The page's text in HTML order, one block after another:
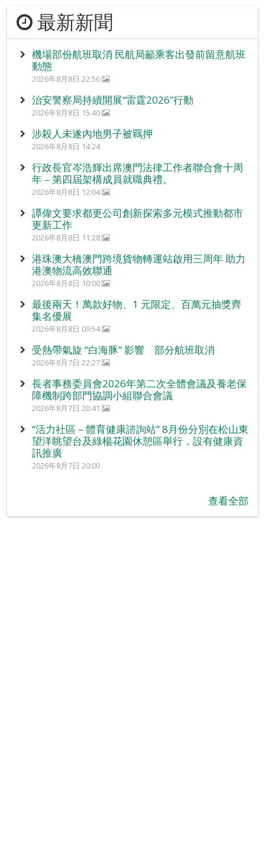
最新新聞
機場部份航班取消 民航局籲乘客出發前留意航班
動態
2026年8月8日 22:56
治安警察局持續開展“雷霆2026”行動
2026年8月8日 15:40
涉殺人未遂內地男子被羈押
2026年8月8日 14:24
行政長官岑浩輝出席澳門法律工作者聯合會十周
年 – 第四屆架構成員就職典禮。
2026年8月8日 12:04
譚偉文要求都更公司創新探索多元模式推動都市
更新工作
2026年8月8日 11:28
港珠澳大橋澳門跨境貨物轉運站啟用三周年 助力
港澳物流高效聯通
2026年8月8日 10:00
最後兩天！萬款好物、1 元限定、百萬元抽獎齊
集名優展
2026年8月8日 09:54
受熱帶氣旋 “白海豚” 影響 部分航班取消
2026年8月7日 22:27
長者事務委員會2026年第二次全體會議及養老保
障機制跨部門協調小組聯合會議
2026年8月7日 20:41
“活力社區 – 體育健康諮詢站” 8月份分別在松山東
望洋眺望台及綠楊花園休憩區舉行，設有健康資
訊推廣
2026年8月7日 20:00
查看全部